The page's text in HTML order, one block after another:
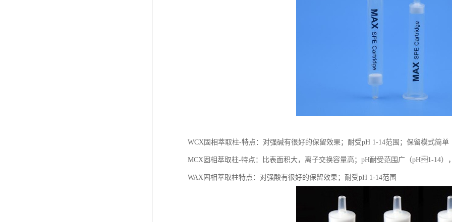
WCX固相萃取柱-特点：对强碱有很好的保留效果；耐受pH 1-14范围；保留模式简单
MCX固相萃取柱-特点：比表面积大，离子交换容量高；pH耐受范围⼴（pH1-14）
WAX固相萃取柱特点：对强酸有很好的保留效果；耐受pH 1-14范围